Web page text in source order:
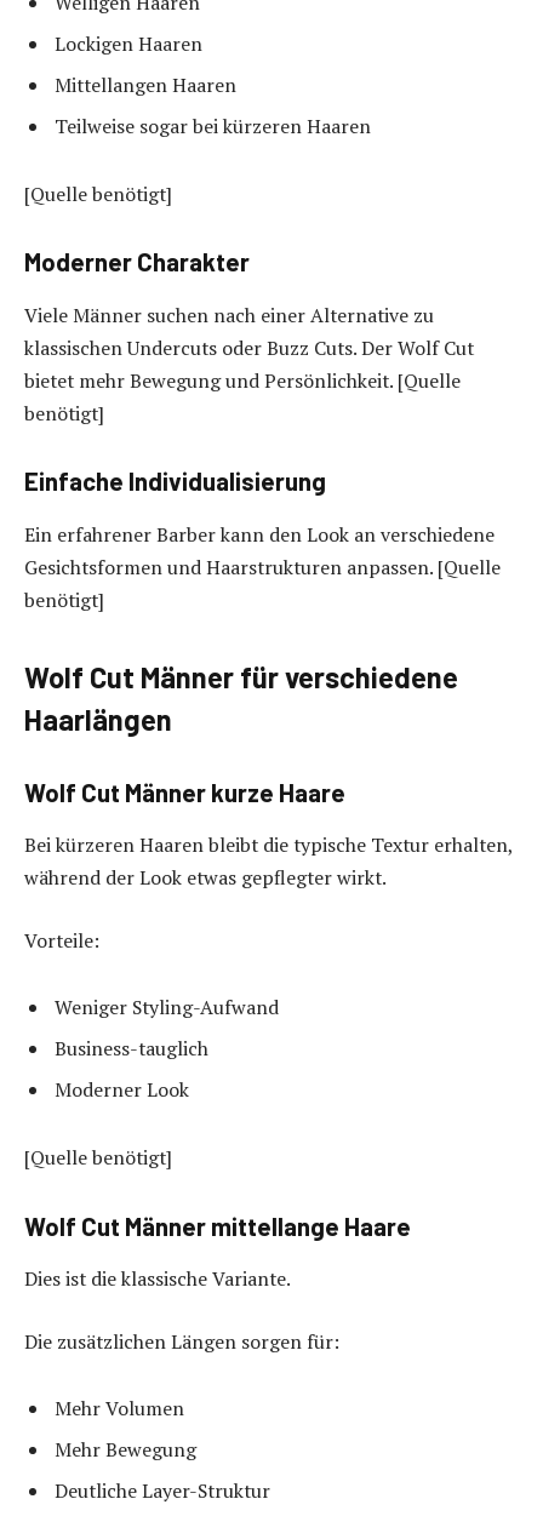
Lockigen Haaren
Mittellangen Haaren
Teilweise sogar bei kürzeren Haaren
[Quelle benötigt]
Moderner Charakter
Viele Männer suchen nach einer Alternative zu
klassischen Undercuts oder Buzz Cuts. Der Wolf Cut
bietet mehr Bewegung und Persönlichkeit. [Quelle
benötigt]
Einfache Individualisierung
Ein erfahrener Barber kann den Look an verschiedene
Gesichtsformen und Haarstrukturen anpassen. [Quelle
benötigt]
Wolf Cut Männer für verschiedene
Haarlängen
Wolf Cut Männer kurze Haare
Bei kürzeren Haaren bleibt die typische Textur erhalten,
während der Look etwas gepflegter wirkt.
Vorteile:
Weniger Styling-Aufwand
Business-tauglich
Moderner Look
[Quelle benötigt]
Wolf Cut Männer mittellange Haare
Dies ist die klassische Variante.
Die zusätzlichen Längen sorgen für:
Mehr Volumen
Mehr Bewegung
Deutliche Layer-Struktur